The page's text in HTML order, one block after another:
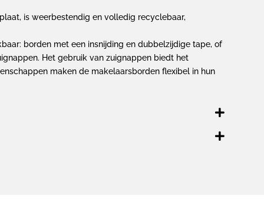
is weerbestendig en volledig recyclebaar,
borden met een insnijding en dubbelzijdige tape, of
Het gebruik van zuignappen biedt het
maken de makelaarsborden flexibel in hun